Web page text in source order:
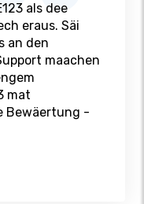
als dee
eraus. Säi
an den
maachen
mat
Bewäertung -